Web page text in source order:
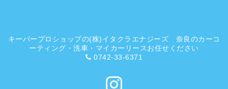
キーパープロショップの(株)イタクラエナジーズ 奈良のカーコ
ーティング・洗車・マイカーリースお任せください
0742-33-6371